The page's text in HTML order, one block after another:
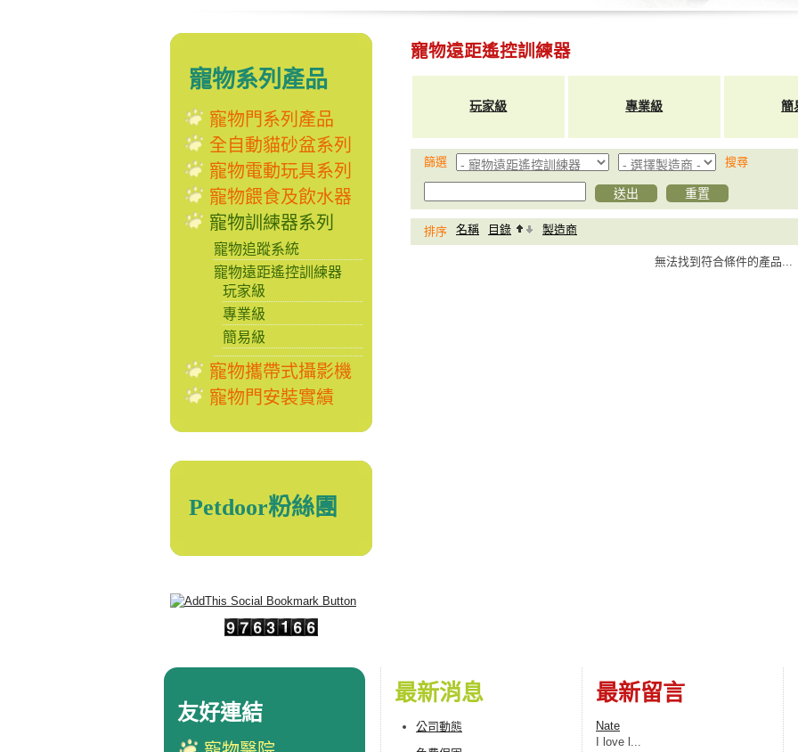
寵物系列產品
寵物門系列產品
全自動貓砂盆系列
寵物電動玩具系列
寵物餵食及飲水器
寵物訓練器系列
寵物追蹤系統
寵物遠距遙控訓練器
玩家級
專業級
簡易級
寵物攜帶式攝影機
寵物門安裝實績
Petdoor粉絲團
寵物遠距遙控訓練器
玩家級 專業級 簡
篩選 搜尋
排序 名稱 目錄 製造商
無法找到符合條件的產品...
最新消息
公司動態
最新留言
Nate
I love l...
友好連結